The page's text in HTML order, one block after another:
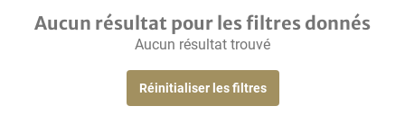
Aucun résultat pour les filtres donnés
Aucun résultat trouvé
Réinitialiser les filtres